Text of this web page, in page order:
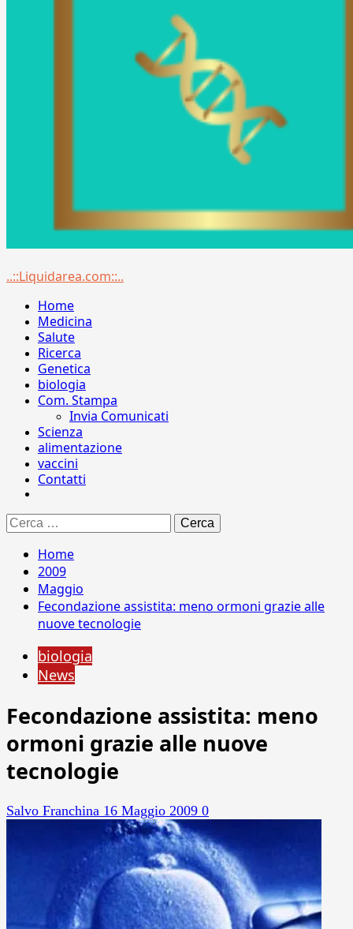
Menu
..::Liquidarea.com::..
Home
Medicina
Salute
Ricerca
Genetica
biologia
Com. Stampa
Invia Comunicati
Scienza
alimentazione
vaccini
Contatti
Ricerca
per:
Home
2009
Maggio
Fecondazione assistita: meno ormoni grazie alle
nuove tecnologie
biologia
News
Fecondazione assistita: meno
ormoni grazie alle nuove
tecnologie
Salvo Franchina 16 Maggio 2009 0